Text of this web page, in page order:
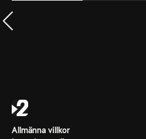
Allmänna villkor